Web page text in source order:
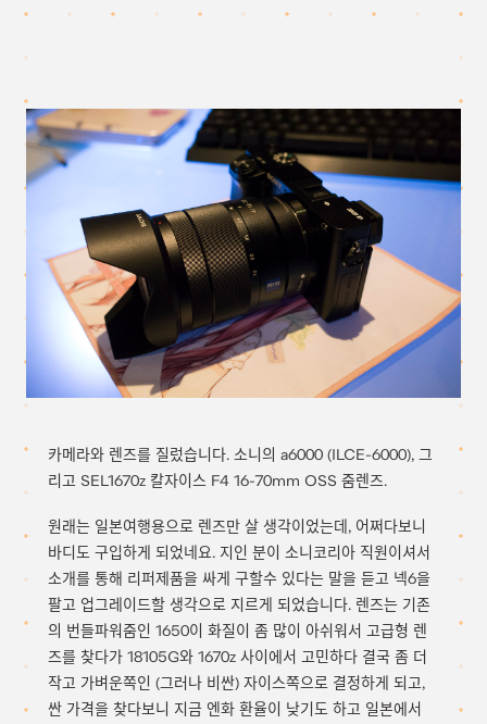
카메라와 렌즈를 질렀습니다. 소니의 a6000 (ILCE-6000), 그
리고 SEL1670z 칼자이스 F4 16-70mm OSS 줌렌즈.
원래는 일본여행용으로 렌즈만 살 생각이었는데, 어쩌다보니
바디도 구입하게 되었네요. 지인 분이 소니코리아 직원이셔서
소개를 통해 리퍼제품을 싸게 구할수 있다는 말을 듣고 넥6을
팔고 업그레이드할 생각으로 지르게 되었습니다. 렌즈는 기존
의 번들파워줌인 1650이 화질이 좀 많이 아쉬워서 고급형 렌
즈를 찾다가 18105G와 1670z 사이에서 고민하다 결국 좀 더
작고 가벼운쪽인 (그러나 비싼) 자이스쪽으로 결정하게 되고,
싼 가격을 찾다보니 지금 엔화 환율이 낮기도 하고 일본에서